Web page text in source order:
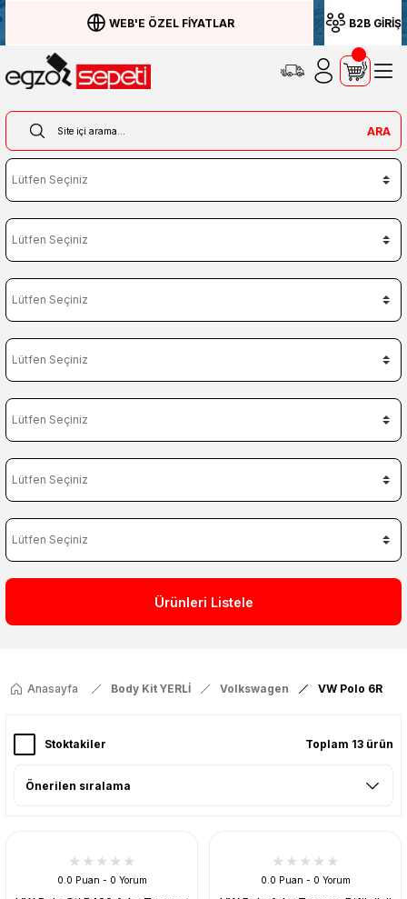
WEB'E ÖZEL FİYATLAR B2B GİRİŞ
ARA
Ürünleri Listele
Anasayfa Body Kit YERLİ Volkswagen VW Polo 6R
Stoktakiler Toplam 13 ürün
0.0 Puan - 0 Yorum 0.0 Puan - 0 Yorum